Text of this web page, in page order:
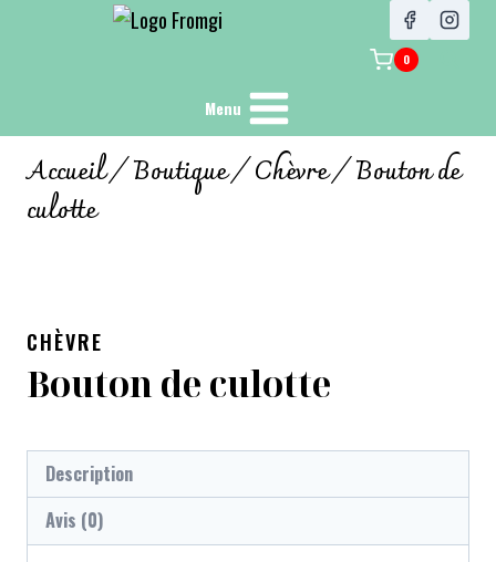
0
Menu
Accueil/Boutique/Chèvre/Bouton de
culotte
CHÈVRE
Bouton de culotte
Description
Avis (0)